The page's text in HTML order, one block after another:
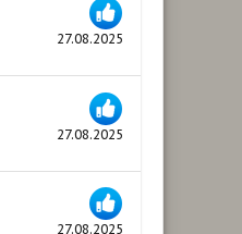
27.08.2025
27.08.2025
27.08.2025